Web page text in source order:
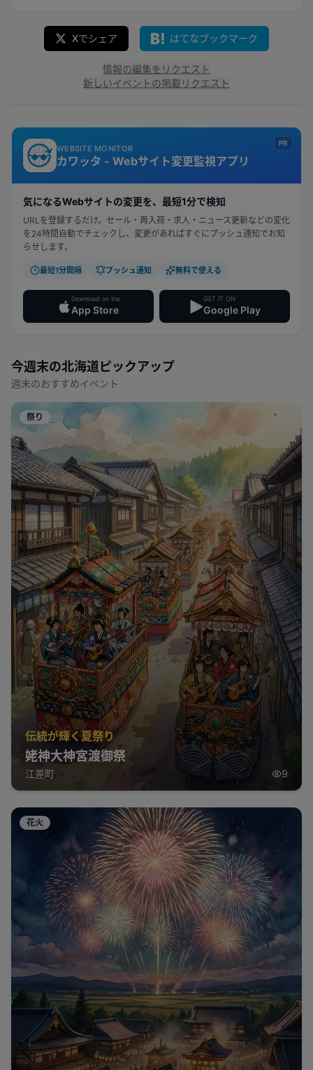
Xでシェア はてなブックマーク
情報の編集をリクエスト
新しいイベントの掲載リクエスト
PR
WEBSITE MONITOR
カワッタ - Webサイト変更監視アプリ
気になるWebサイトの変更を、最短1分で検知
URLを登録するだけ。セール・再入荷・求人・ニュース更新などの変化
を24時間自動でチェックし、変更があればすぐにプッシュ通知でお知
らせします。
最短1分間隔 プッシュ通知 無料で使える
Download on the
App Store
GET IT ON
Google Play
今週末の北海道 ピックアップ
週末のおすすめイベント
祭り
伝統が輝く夏祭り
姥神大神宮渡御祭
江差町 9
花火